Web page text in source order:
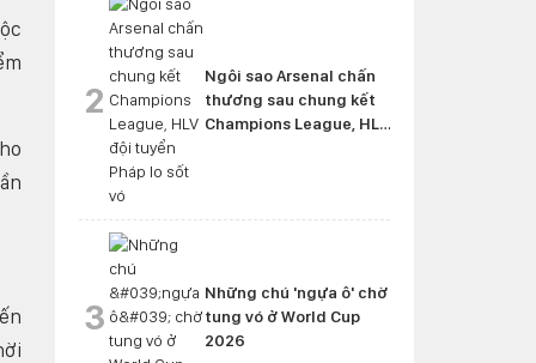
2
Ngôi sao Arsenal chấn
thương sau chung kết
Champions League, HLV
3
Những chú 'ngựa ô' chờ
tung vó ở World Cup
2026